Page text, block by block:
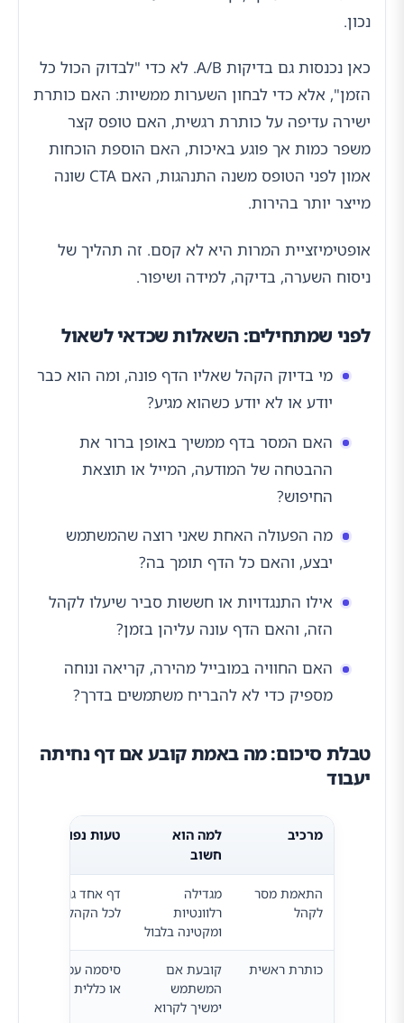
נכון.
כאן נכנסות גם בדיקות A/B. לא כדי "לבדוק הכול כל
הזמן", אלא כדי לבחון השערות ממשיות: האם כותרת
ישירה עדיפה על כותרת רגשית, האם טופס קצר
משפר כמות אך פוגע באיכות, האם הוספת הוכחות
אמון לפני הטופס משנה התנהגות, האם CTA שונה
מייצר יותר בהירות.
אופטימיזציית המרות היא לא קסם. זה תהליך של
ניסוח השערה, בדיקה, למידה ושיפור.
לפני שמתחילים: השאלות שכדאי לשאול
מי בדיוק הקהל שאליו הדף פונה, ומה הוא כבר
יודע או לא יודע כשהוא מגיע?
האם המסר בדף ממשיך באופן ברור את
ההבטחה של המודעה, המייל או תוצאת
החיפוש?
מה הפעולה האחת שאני רוצה שהמשתמש
יבצע, והאם כל הדף תומך בה?
אילו התנגדויות או חששות סביר שיעלו לקהל
הזה, והאם הדף עונה עליהן בזמן?
האם החוויה במובייל מהירה, קריאה ונוחה
מספיק כדי לא להבריח משתמשים בדרך?
טבלת סיכום: מה באמת קובע אם דף נחיתה
יעבוד
מרכיב
למה הוא
חשוב
טעות נפוצה
התאמת מסר
לקהל
מגדילה
רלוונטיות
ומקטינה בלבול
דף אחד גנרי
לכל הקהלים
כותרת ראשית
קובעת אם
המשתמש
ימשיך לקרוא
סיסמה עמומה
או כללית מדי